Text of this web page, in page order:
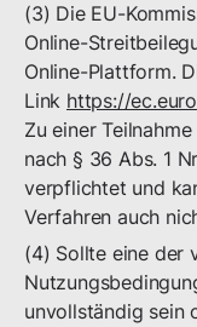
(3) Die EU-
Online-
Online-Plattform.
Link https://
Zu einer
nach § 36 Abs. 1
verpflichtet und
Verfahren auch
(4) Sollte eine der
unvollständig sein